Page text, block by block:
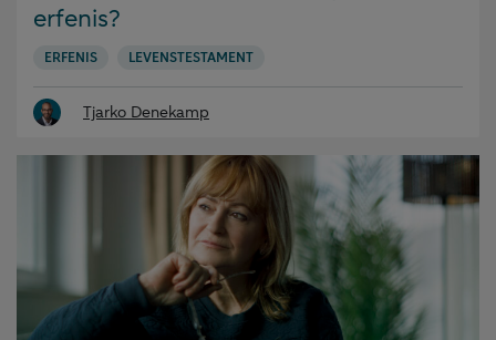
erfenis?
ERFENIS LEVENSTESTAMENT
Tjarko Denekamp